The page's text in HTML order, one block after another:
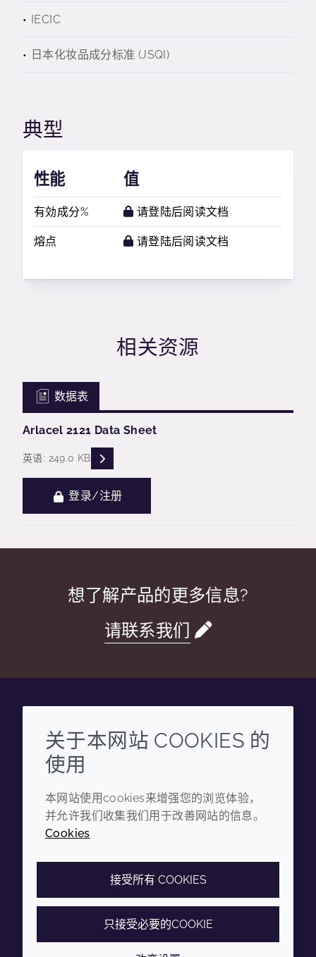
IECIC
日本化妆品成分标准 (JSQI)
典型
性能 值
有効成分% 请登陆后阅读文档
熔点 请登陆后阅读文档
相关资源
数据表
Arlacel 2121 Data Sheet
英语: 249.0 KB READ DESCRIPTIONS
登录/注册
想了解产品的更多信息?
请联系我们
WechatYouku Zhihu Tiktok
企业
年度报告
可持续发展报告
条款和条件
隐私政策
Cookie政策
沪ICP备2020025271号-12
关于本网站 COOKIES 的
使用
本网站使用cookies来增强您的浏览体验，
并允许我们收集我们用于改善网站的信息。
Cookies
接受所有 COOKIES
只接受必要的COOKIE